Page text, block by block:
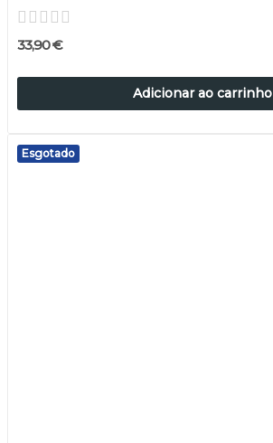
33,90 €
Adicionar ao carrinho
Esgotado